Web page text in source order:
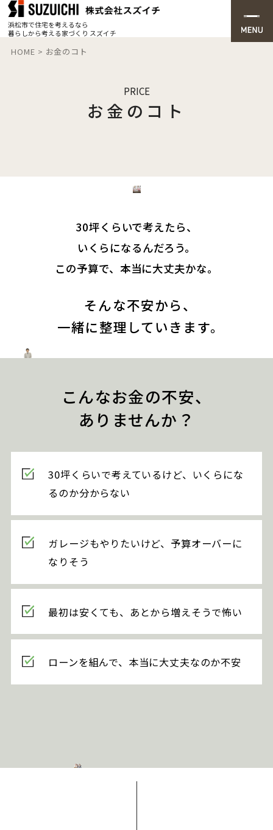
浜松市で住宅を考えるなら
暮らしから考える家づくり スズイチ
HOME > お金のコト
PRICE
お金のコト
30坪くらいで考えたら、
いくらになるんだろう。
この予算で、本当に大丈夫かな。
そんな不安から、
一緒に整理していきます。
こんなお金の不安、
ありませんか？
30坪くらいで考えているけど、いくらにな
るのか分からない
ガレージもやりたいけど、予算オーバーに
なりそう
最初は安くても、あとから増えそうで怖い
ローンを組んで、本当に大丈夫なのか不安